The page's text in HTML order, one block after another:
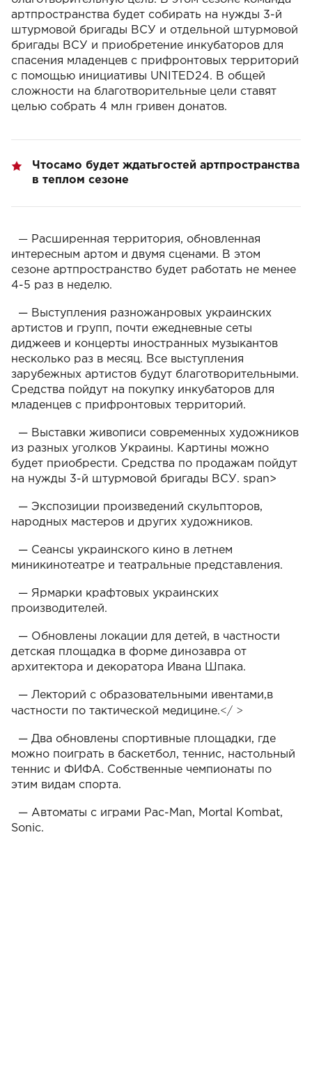
артпространства будет собирать на нужды 3-й
штурмовой бригады ВСУ и отдельной штурмовой
бригады ВСУ и приобретение инкубаторов для
спасения младенцев с прифронтовых территорий
с помощью инициативы UNITED24. В общей
сложности на благотворительные цели ставят
целью собрать 4 млн гривен донатов.
Чтосамо будет ждатьгостей артпространства
в теплом сезоне
— Расширенная территория, обновленная
интересным артом и двумя сценами. В этом
сезоне артпространство будет работать не менее
4-5 раз в неделю.
— Выступления разножанровых украинских
артистов и групп, почти ежедневные сеты
диджеев и концерты иностранных музыкантов
несколько раз в месяц. Все выступления
зарубежных артистов будут благотворительными.
Средства пойдут на покупку инкубаторов для
младенцев с прифронтовых территорий.
— Выставки живописи современных художников
из разных уголков Украины. Картины можно
будет приобрести. Средства по продажам пойдут
на нужды 3-й штурмовой бригады ВСУ. span>
— Экспозиции произведений скульпторов,
народных мастеров и других художников.
— Сеансы украинского кино в летнем
миникинотеатре и театральные представления.
— Ярмарки крафтовых украинских
производителей.
— Обновлены локации для детей, в частности
детская площадка в форме динозавра от
архитектора и декоратора Ивана Шпака.
— Лекторий с образовательными ивентами,в
частности по тактической медицине.</ >
— Два обновлены спортивные площадки, где
можно поиграть в баскетбол, теннис, настольный
теннис и ФИФА. Собственные чемпионаты по
этим видам спорта.
— Автоматы с играми Pac-Man, Mortal Kombat,
Sonic.